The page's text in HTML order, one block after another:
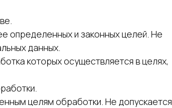
определенных и законных целей. Не
данных.
которых осуществляется в целях,
целям обработки. Не допускается